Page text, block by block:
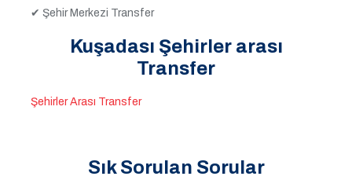
✔ Şehir Merkezi Transfer
Kuşadası Şehirler arası
Transfer
Şehirler Arası Transfer
Sık Sorulan Sorular